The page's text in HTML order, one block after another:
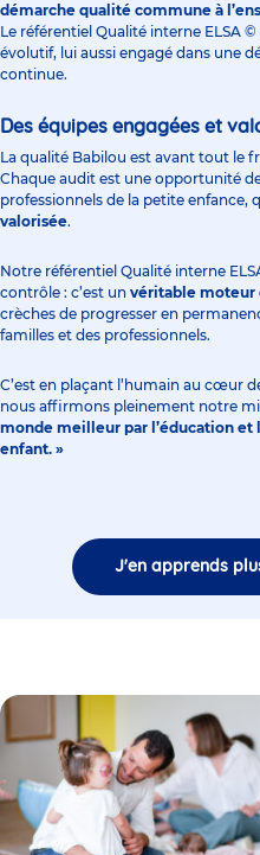
démarche qualité commune à
Le référentiel Qualité interne ELSA
évolutif, lui aussi engagé dans une
continue.
Des équipes engagées et
La qualité Babilou est avant tout le
Chaque audit est une opportunité
professionnels de la petite enfance,
valorisée.
Notre référentiel Qualité interne
contrôle : c’est un véritable moteur
crèches de progresser en
familles et des professionnels.
C’est en plaçant l’humain au cœur
nous affirmons pleinement notre
monde meilleur par l’éducation et
enfant. »
J'en apprends